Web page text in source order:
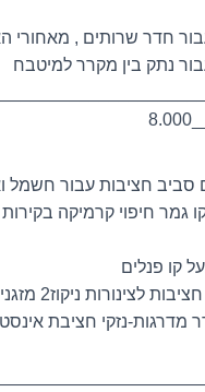
חדר שרותים , מאחורי
נתק בין מקרר למיטבח
סביב חציבות עבור חשמל
גמר חיפוי קרמיקה
קו פנלים
לצינורות ניקוז2 מזגנים
מדרגות-נזקי חציבת